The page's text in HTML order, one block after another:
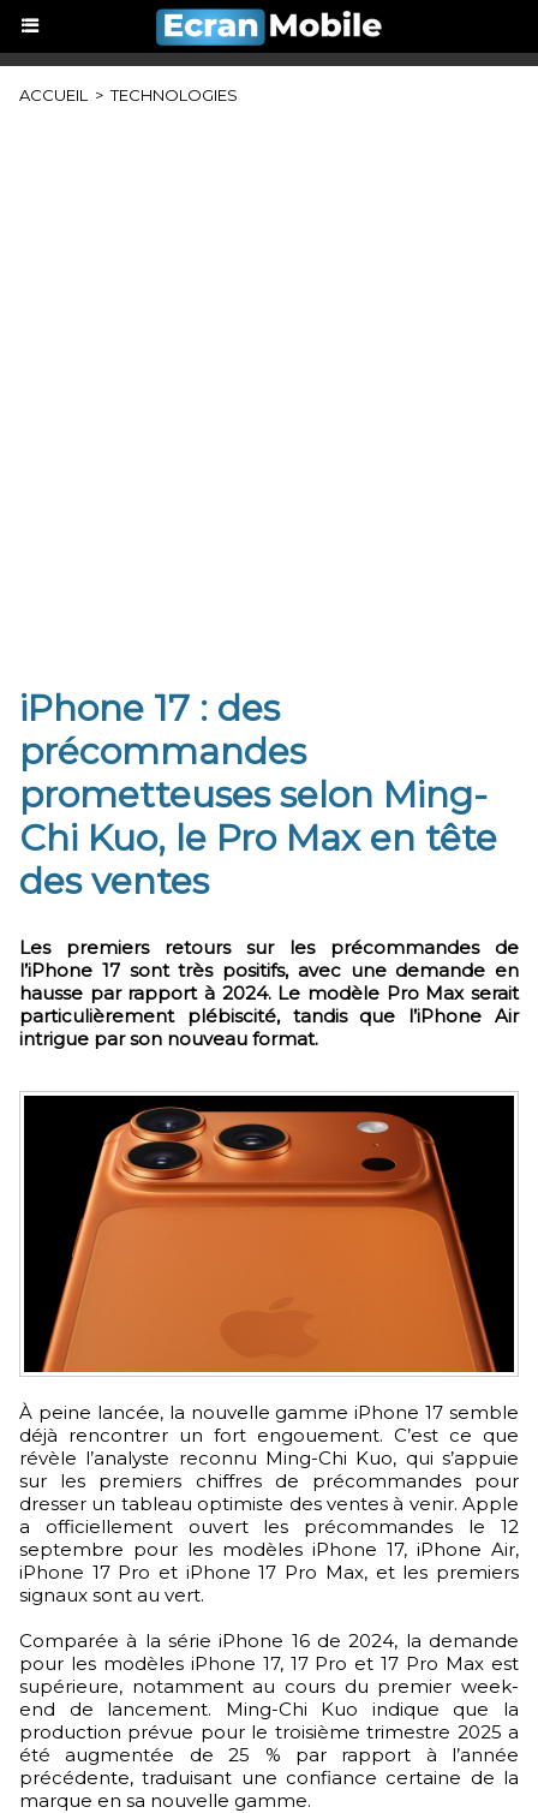
ACCUEIL > TECHNOLOGIES
iPhone 17 : des
précommandes
prometteuses selon Ming-
Chi Kuo, le Pro Max en tête
des ventes
Les premiers retours sur les précommandes de
l’iPhone 17 sont très positifs, avec une demande en
hausse par rapport à 2024. Le modèle Pro Max serait
particulièrement plébiscité, tandis que l’iPhone Air
intrigue par son nouveau format.
À peine lancée, la nouvelle gamme iPhone 17 semble
déjà rencontrer un fort engouement. C’est ce que
révèle l’analyste reconnu Ming-Chi Kuo, qui s’appuie
sur les premiers chiffres de précommandes pour
dresser un tableau optimiste des ventes à venir. Apple
a officiellement ouvert les précommandes le 12
septembre pour les modèles iPhone 17, iPhone Air,
iPhone 17 Pro et iPhone 17 Pro Max, et les premiers
signaux sont au vert.
Comparée à la série iPhone 16 de 2024, la demande
pour les modèles iPhone 17, 17 Pro et 17 Pro Max est
supérieure, notamment au cours du premier week-
end de lancement. Ming-Chi Kuo indique que la
production prévue pour le troisième trimestre 2025 a
été augmentée de 25 % par rapport à l’année
précédente, traduisant une confiance certaine de la
marque en sa nouvelle gamme.